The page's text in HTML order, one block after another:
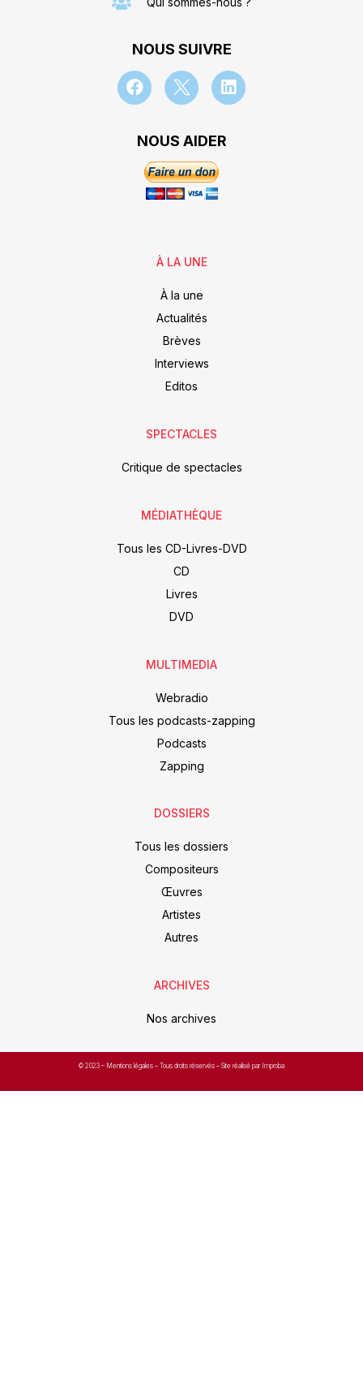
NOUS SUIVRE
NOUS AIDER
À LA UNE
À la une
Actualités
Brèves
Interviews
Editos
SPECTACLES
Critique de spectacles
MÉDIATHÈQUE
Tous les CD-Livres-DVD
CD
Livres
DVD
MULTIMEDIA
Webradio
Tous les podcasts-zapping
Podcasts
Zapping
DOSSIERS
Tous les dossiers
Compositeurs
Œuvres
Artistes
Autres
ARCHIVES
Nos archives
© 2023 – Mentions légales – Tous droits réservés – Site réalisé par Improba